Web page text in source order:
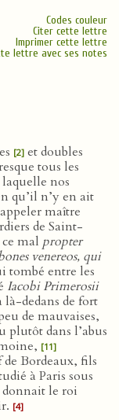
Codes couleur
Citer cette lettre
Imprimer cette lettre
lettre avec ses notes
[2] et doubles
tous les
nos
qu’il n’y en ait
maître
de Saint-
ce mal propter
venereos, qui
tombé entre les
Iacobi Primerosii
là-dedans de fort
de mauvaises,
plutôt dans l’abus
[11]
Bordeaux, fils
à Paris sous
le roi
[4]